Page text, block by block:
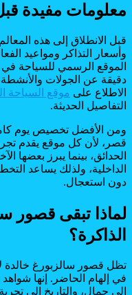
معلومات مفيدة
قبل الانطلاق إلى هذه
وأسعار التذاكر ومواعيد
الموقع الرسمي للسياحة
دقيقة عن الجولات
الاطلاع على موقع السياحة
التفاصيل الحديثة.
ومن الأفضل تخصيص يوم
قصر، لأن كل موقع يقدم
الحدائق، بينما يبرز بعضها
الداخلية، ولذلك يساعد
دون استعجال.
لماذا تبقى قصور
الذاكرة؟
تظل قصور سالزبورغ خالدة
في إلهام الحاضر. إنها
إلى جمال، والتاريخ إلى